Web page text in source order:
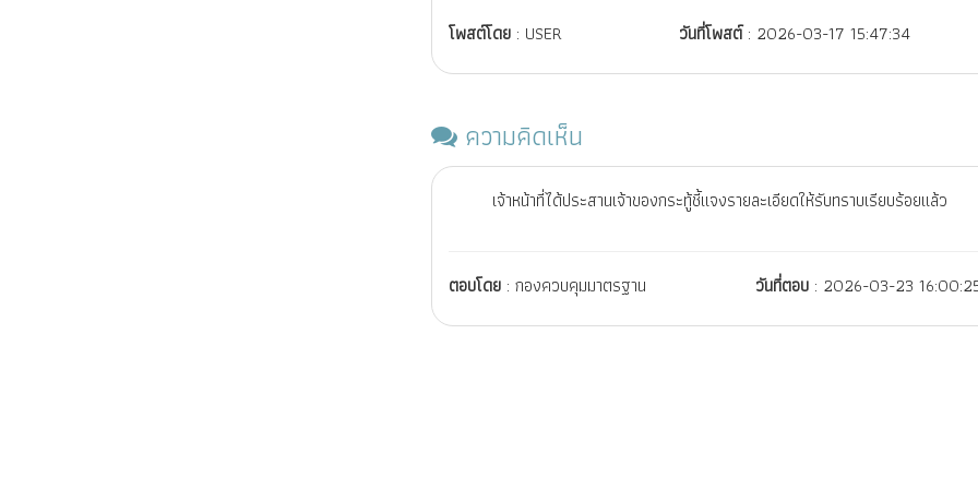
โพสต์โดย : USER วันที่โพสต์: 2026-03-17 15:47:34
ความคิดเห็น
เจ้าหน้าที่ได้ประสานเจ้าของกระทู้ชี้แจงรายละเอียดให้รับทราบเรียบร้อยแล้ว
ตอบโดย : กองควบคุมมาตรฐาน วันที่ตอบ : 2026-03-23